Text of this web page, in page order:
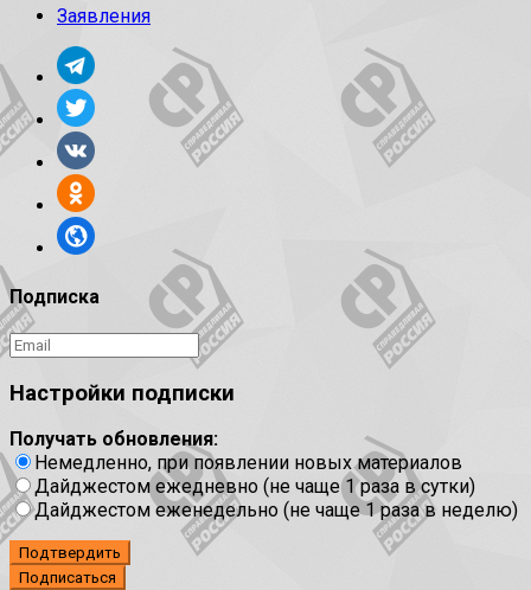
Заявления
Подписка
Настройки подписки
Получать обновления:
Немедленно, при появлении новых материалов
Дайджестом ежедневно (не чаще 1 раза в сутки)
Дайджестом еженедельно (не чаще 1 раза в неделю)
Подтвердить